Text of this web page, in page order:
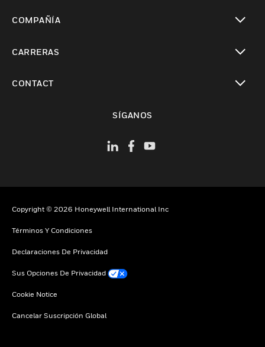
COMPAÑÍA
CARRERAS
CONTACT
SÍGANOS
Copyright © 2026 Honeywell International Inc
Términos Y Condiciones
Declaraciones De Privacidad
Sus Opciones De Privacidad
Cookie Notice
Cancelar Suscripción Global